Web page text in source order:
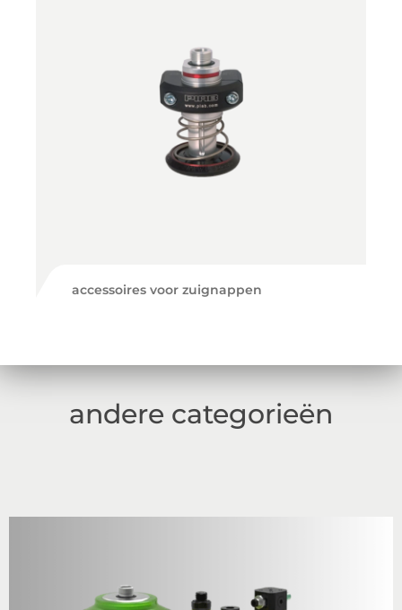
accessoires voor zuignappen
andere categorieën